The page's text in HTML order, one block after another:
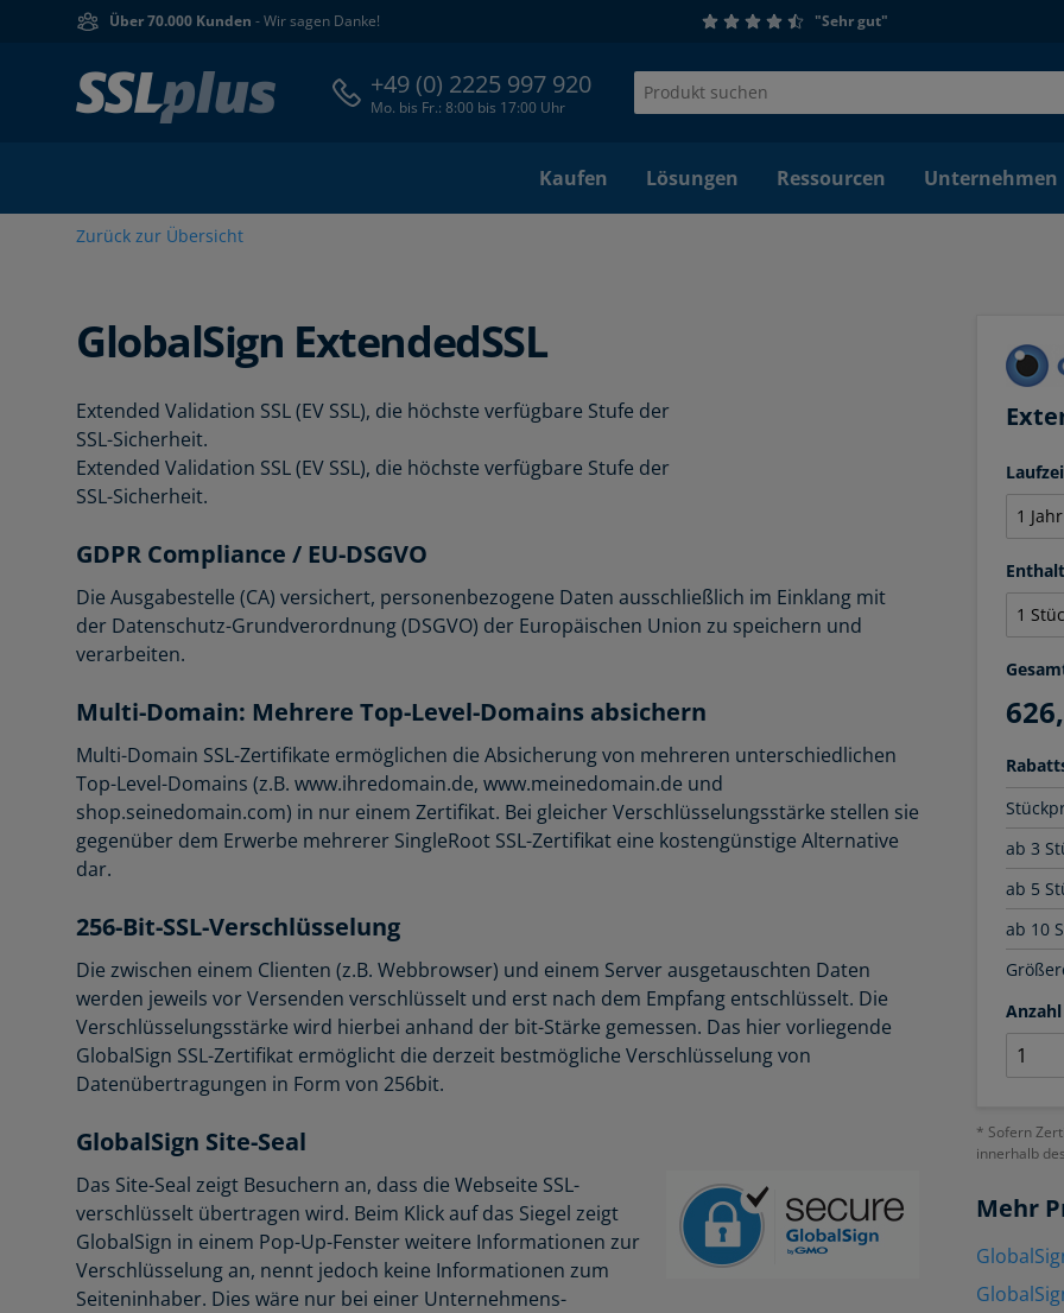
Über 70.000 Kunden - Wir sagen Danke! "Sehr gut"
+49 (0) 2225 997 920
Mo. bis Fr.: 8:00 bis 17:00 Uhr
Kaufen Lösungen Ressourcen Unternehmen
Zurück zur Übersicht
GlobalSign ExtendedSSL
Extended Validation SSL (EV SSL), die höchste verfügbare Stufe der
SSL-Sicherheit.
Extended Validation SSL (EV SSL), die höchste verfügbare Stufe der
SSL-Sicherheit.
GDPR Compliance / EU-DSGVO
Die Ausgabestelle (CA) versichert, personenbezogene Daten ausschließlich im Einklang mit
der Datenschutz-Grundverordnung (DSGVO) der Europäischen Union zu speichern und
verarbeiten.
Multi-Domain: Mehrere Top-Level-Domains absichern
Multi-Domain SSL-Zertifikate ermöglichen die Absicherung von mehreren unterschiedlichen
Top-Level-Domains (z.B. www.ihredomain.de, www.meinedomain.de und
shop.seinedomain.com) in nur einem Zertifikat. Bei gleicher Verschlüsselungsstärke stellen sie
gegenüber dem Erwerbe mehrerer SingleRoot SSL-Zertifikat eine kostengünstige Alternative
dar.
256-Bit-SSL-Verschlüsselung
Die zwischen einem Clienten (z.B. Webbrowser) und einem Server ausgetauschten Daten
werden jeweils vor Versenden verschlüsselt und erst nach dem Empfang entschlüsselt. Die
Verschlüsselungsstärke wird hierbei anhand der bit-Stärke gemessen. Das hier vorliegende
GlobalSign SSL-Zertifikat ermöglicht die derzeit bestmögliche Verschlüsselung von
Datenübertragungen in Form von 256bit.
GlobalSign Site-Seal
Das Site-Seal zeigt Besuchern an, dass die Webseite SSL-
verschlüsselt übertragen wird. Beim Klick auf das Siegel zeigt
GlobalSign in einem Pop-Up-Fenster weitere Informationen zur
Verschlüsselung an, nennt jedoch keine Informationen zum
Seiteninhaber. Dies wäre nur bei einer Unternehmens-
ab 3
ab 5
ab 10
Anzahl
* Sofern
innerhalb
Mehr